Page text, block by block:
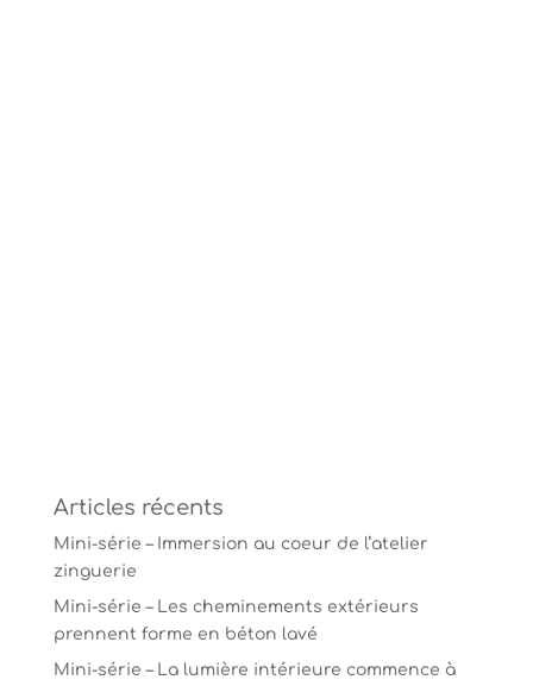
Articles récents
Mini-série – Immersion au coeur de l’atelier
zinguerie
Mini-série – Les cheminements extérieurs
prennent forme en béton lavé
Mini-série – La lumière intérieure commence à